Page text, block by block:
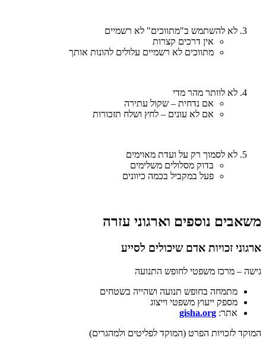
לא להשתמש ב"מתווכים" לא רשמיים
אין דרכים קצרות
מתווכים לא רשמיים עלולים להונות אותך
לא לוותר מהר מדי
אם נדחית – שקול עתירה
אם לא עונים – לחץ ושלח תזכורות
לא לסמוך רק על ועדת מאוימים
בדוק מסלולים משלימים
פעל במקביל בכמה כיוונים
משאבים נוספים וארגוני עזרה
ארגוני זכויות אדם שיכולים לסייע
גישה – מרכז משפטי לחופש התנועה
מתמחה בחופש תנועה ושהייה בשטחים
מספק ייעוץ משפטי וייצוג
אתר: gisha.org
המוקד לזכויות הפרט (המוקד לפליטים ולמהגרים)